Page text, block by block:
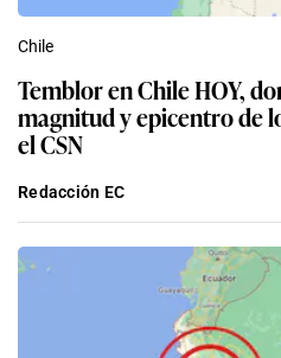
Chile
Temblor en Chile HOY,
magnitud y epicentro de
el CSN
Redacción EC